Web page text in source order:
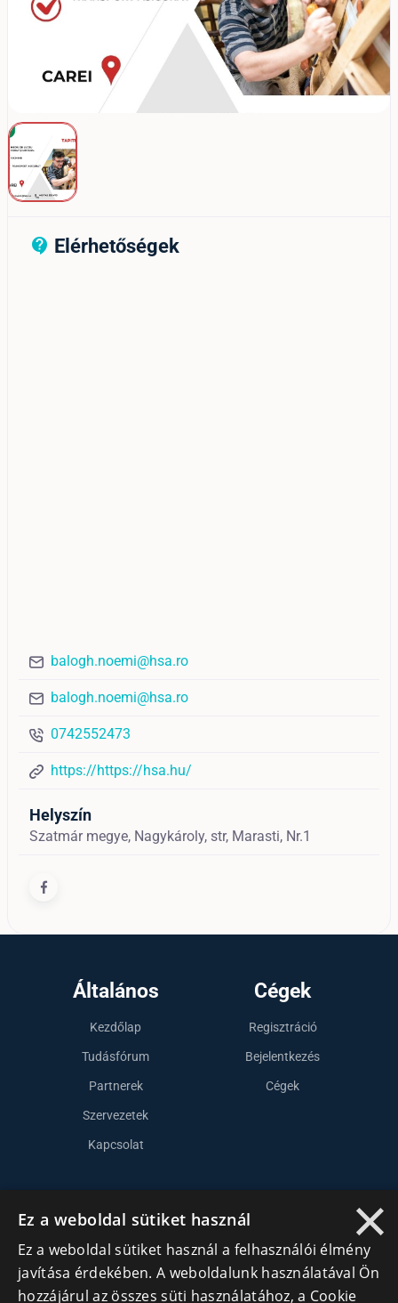
contact_support_outline
Elérhetőségek
balogh.noemi@hsa.ro
balogh.noemi@hsa.ro
0742552473
https://https://hsa.hu/
Helyszín
Szatmár megye, Nagykároly, str, Marasti, Nr.1
Általános
Kezdőlap
Tudásfórum
Partnerek
Szervezetek
Kapcsolat
Cégek
Regisztráció
Bejelentkezés
Cégek
Lépj kapcsolatba velünk
info@cegek.ro
+40 740 856 970
×
Ez a weboldal sütiket használ
Ez a weboldal sütiket használ a felhasználói élmény
javítása érdekében. A weboldalunk használatával Ön
hozzájárul az összes süti használatához, a Cookie